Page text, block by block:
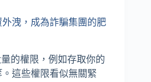
洩，成為詐騙集團的肥
的權限，例如存取你的
這些權限看似無關緊